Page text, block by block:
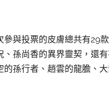
與投票的皮膚總共有29
孫尚香的異界靈契，還
孫行者、趙雲的龍膽、